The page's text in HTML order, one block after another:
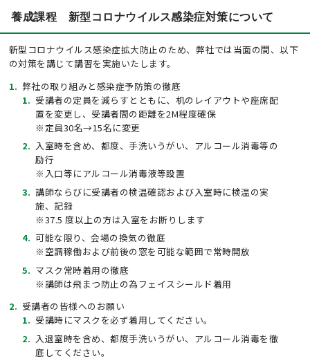
養成課程 新型コロナウイルス感染症対策について
新型コロナウイルス感染症拡大防止のため、弊社では当面の間、以下
の対策を講じて講習を実施いたします。
弊社の取り組みと感染症予防策の徹底
受講者の定員を減らすとともに、机のレイアウトや座席配
置を変更し、受講者間の距離を2M程度確保
※定員30名→15名に変更
入室時を含め、都度、手洗いうがい、アルコール消毒等の
励行
※入口等にアルコール消毒液等設置
講師ならびに受講者の検温確認および入室時に検温の実
施、記録
※37.5 度以上の方は入室をお断りします
可能な限り、会場の換気の徹底
※空調稼働および前後の窓を可能な範囲で常時開放
マスク常時着用の徹底
※講師は飛まつ防止の為フェイスシールド着用
受講者の皆様へのお願い
受講時にマスクを必ず着用してください。
入退室時を含め、都度手洗いうがい、アルコール消毒を徹
底してください。